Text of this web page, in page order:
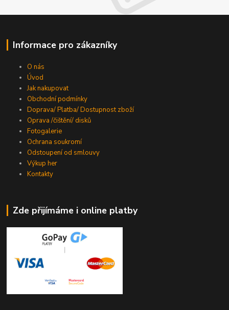
Informace pro zákazníky
O nás
Úvod
Jak nakupovat
Obchodní podmínky
Doprava/ Platba/ Dostupnost zboží
Oprava /čištění/ disků
Fotogalerie
Ochrana soukromí
Odstoupení od smlouvy
Výkup her
Kontakty
Zde přijímáme i online platby